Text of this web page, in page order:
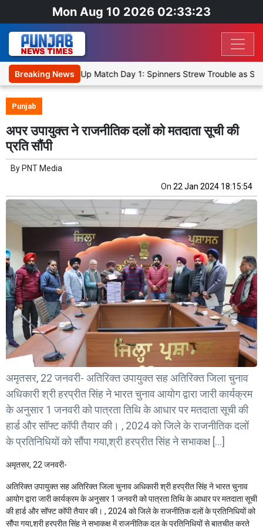
Mon Aug 10 2026 02:33:23
Breaking News
XI, Warm-Up Match Day 1: Spinners Strew Trouble as SLC XI
Punjab
अपर उपायुक्त ने राजनीतिक दलों को मतदाता सूची की
प्रति सौंपी
By PNT Media
On 22 Jan 2024 18:15:54
अमृतसर, 22 जनवरी- अतिरिक्त उपायुक्त सह अतिरिक्त जिला चुनाव
अधिकारी श्री हरप्रीत सिंह ने भारत चुनाव आयोग द्वारा जारी कार्यक्रम
के अनुसार 1 जनवरी को पात्रता तिथि के आधार पर मतदाता सूची की
हार्ड और सॉफ्ट कॉपी तैयार की। , 2024 को जिले के राजनीतिक दलों
के प्रतिनिधियों को सौंपा गया,श्री हरप्रीत सिंह ने सभाकक्ष […]
अमृतसर, 22 जनवरी-
अतिरिक्त उपायुक्त सह अतिरिक्त जिला चुनाव अधिकारी श्री हरप्रीत सिंह ने भारत चुनाव
आयोग द्वारा जारी कार्यक्रम के अनुसार 1 जनवरी को पात्रता तिथि के आधार पर मतदाता सूची
की हार्ड और सॉफ्ट कॉपी तैयार की। , 2024 को जिले के राजनीतिक दलों के प्रतिनिधियों को
सौंपा गया,श्री हरप्रीत सिंह ने सभाकक्ष में राजनीतिक दल के प्रतिनिधियों से बातचीत करते